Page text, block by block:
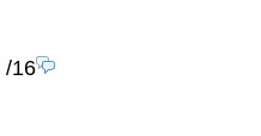
/16